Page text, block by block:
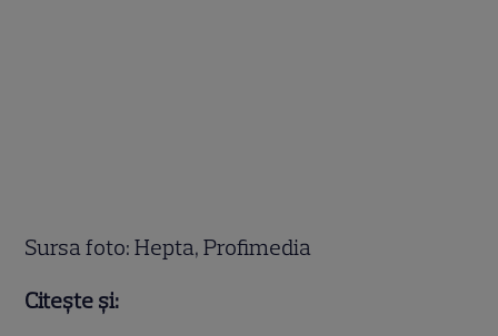
Sursa foto: Hepta, Profimedia
Citește și: